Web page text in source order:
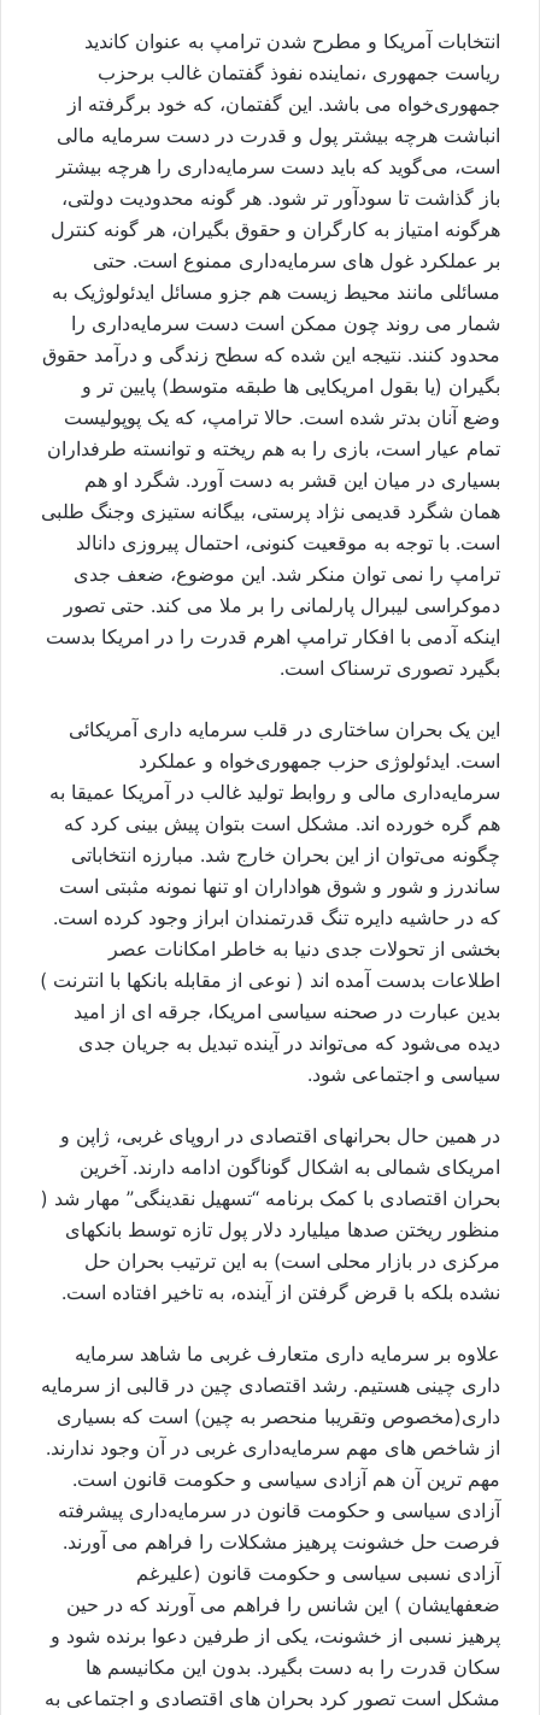
انتخابات آمریکا و مطرح شدن ترامپ به عنوان کاندید
ریاست جمهوری ،نماينده نفوذ گفتمان غالب برحزب
جمهوری‌خواه می باشد. این گفتمان، که خود برگرفته از
انباشت هرچه بیشتر پول و قدرت در دست سرمایه مالی
است، می‌گوید که باید دست سرمایه‌داری را هرچه بیشتر
باز گذاشت تا سودآور تر شود. هر گونه محدودیت دولتی،
هرگونه امتیاز به کارگران و حقوق بگیران، هر گونه کنترل
بر عملکرد غول های سرمایه‌داری ممنوع است. حتی
مسائلی مانند محیط زیست هم جزو مسائل ایدئولوژیک به
شمار می روند چون ممکن است دست سرمایه‌داری را
محدود کنند. نتیجه این شده که سطح زندگی و درآمد حقوق
بگیران (یا بقول امریکا‌يی ها طبقه متوسط) پايین تر و
وضع آنان بدتر شده است. حالا ترامپ، که یک پوپولیست
تمام عیار است، بازی را به هم ریخته و توانسته طرفداران
بسیاری در میان این قشر به دست آورد. شگرد او هم
همان شگرد قدیمی نژاد پرستی، بیگانه ستیزی وجنگ طلبی
است. با توجه به موقعيت کنونی، احتمال پيروزی دانالد
ترامپ را نمی توان منکر شد. اين موضوع، ضعف جدی
دموکراسی ليبرال پارلمانی را بر ملا می کند. حتی تصور
اينکه آدمی با افکار ترامپ اهرم قدرت را در امريکا بدست
بگيرد تصوری ترسناک است.
این یک بحران ساختاری در قلب سرمایه داری آمریکائی
است. ایدئولوژی حزب جمهوری‌خواه و عملکرد
سرمایه‌داری مالی و روابط تولید غالب در آمریکا عمیقا به
هم گره خورده اند. مشکل است بتوان پیش بینی کرد که
چگونه می‌توان از این بحران خارج شد. مبارزه انتخاباتی
ساندرز و شور و شوق هواداران او تنها نمونه مثبتی است
که در حاشيه دايره تنگ قدرتمندان ابراز وجود کرده است.
بخشی از تحولات جدی دنيا به خاطر امکانات عصر
اطلاعات بدست آمده اند ( نوعی از مقابله بانکها با انترنت )
بدين عبارت در صحنه سياسی امريکا، جرقه ای از امید
دیده می‌شود که می‌تواند در آینده تبدیل به جریان جدی
سیاسی و اجتماعی شود.
در همين حال بحرانهای اقتصادی در اروپای غربی، ژاپن و
امريکای شمالی به اشکال گوناگون ادامه دارند. آخرين
بحران اقتصادی با کمک برنامه “تسهيل نقدينگی” مهار شد (
منظور ريختن صدها ميليارد دلار پول تازه توسط بانکهای
مرکزی در بازار محلی است) به اين ترتيب بحران حل
نشده بلکه با قرض گرفتن از آينده، به تاخير افتاده است.
علاوه بر سرمايه داری متعارف غربی ما شاهد سرمايه
داری چينی هستيم. رشد اقتصادی چین در قالبی از سرمايه
داری(مخصوص وتقريبا منحصر به چين) است که بسیاری
از شاخص های مهم سرمایه‌داری غربی در آن وجود ندارند.
مهم ترین آن هم آزادی سیاسی و حکومت قانون است.
آزادی سیاسی و حکومت قانون در سرمایه‌داری پیشرفته
فرصت حل خشونت پرهيز مشکلات را فراهم می آورند.
آزادی نسبی سياسی و حکومت قانون (عليرغم
ضعفهايشان ) این شانس را فراهم می آورند که در حين
پرهيز نسبی از خشونت، يکی از طرفين دعوا برنده شود و
سکان قدرت را به دست بگیرد. بدون این مکانیسم ها
مشکل است تصور کرد بحران های اقتصادی و اجتماعی به